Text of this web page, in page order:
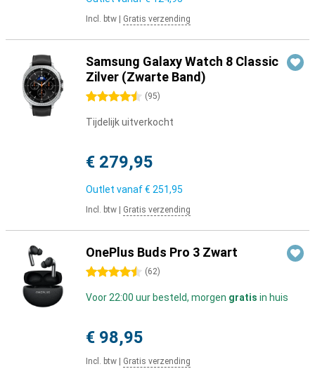
Incl. btw Gratis verzending
Samsung Galaxy Watch 8 Classic
Zilver (Zwarte Band)
4.5 sterren (95)
Tijdelijk uitverkocht
€ 279,95
Outlet vanaf€ 251,95
Incl. btw Gratis verzending
OnePlus Buds Pro 3 Zwart
4.5 sterren (62)
Voor 22:00 uur besteld, morgen gratis in huis
€ 98,95
Incl. btw Gratis verzending